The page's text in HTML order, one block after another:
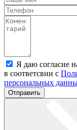
Я даю согласие
в соответсвии с
персональных
Отправить